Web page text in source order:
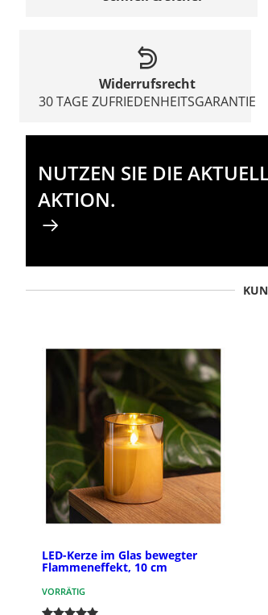
Widerrufsrecht
30 TAGE ZUFRIEDENHEITSGARANTIE
NUTZEN SIE DIE
AKTION.
LED-Kerze im Glas bewegter
Flammeneffekt, 10 cm
VORRÄTIG